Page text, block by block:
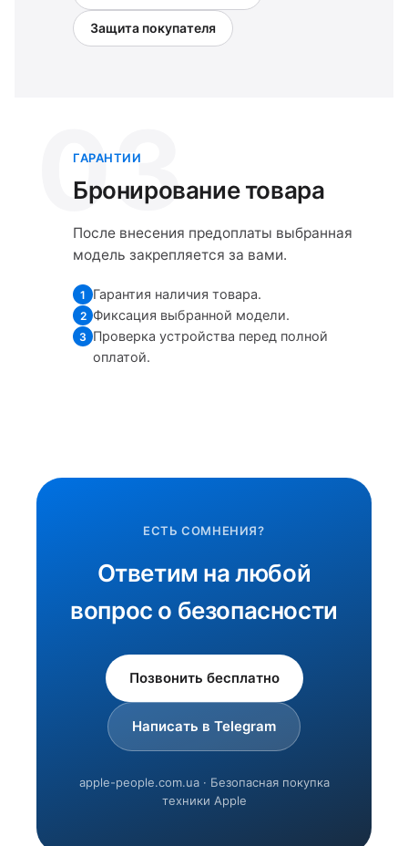
Защита покупателя
03
ГАРАНТИИ
Бронирование товара
После внесения предоплаты выбранная
модель закрепляется за вами.
1 Гарантия наличия товара.
2 Фиксация выбранной модели.
3 Проверка устройства перед полной
оплатой.
ЕСТЬ СОМНЕНИЯ?
Ответим на любой
вопрос о безопасности
Позвонить бесплатно
Написать в Telegram
apple-people.com.ua · Безопасная покупка
техники Apple